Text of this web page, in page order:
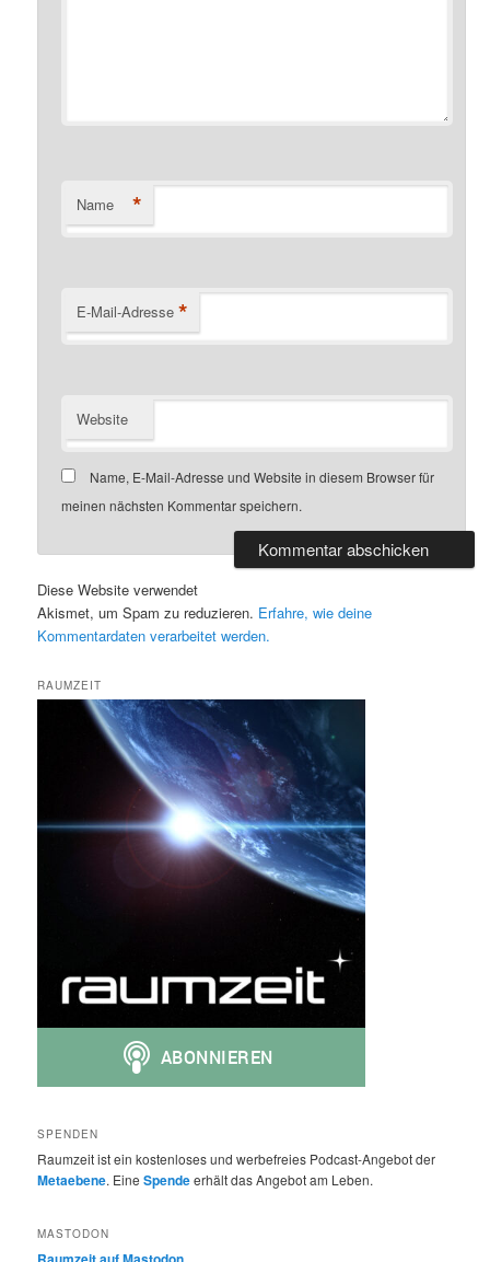
Name *
E-Mail-Adresse *
Website
Name, E-Mail-Adresse und Website in diesem Browser für
meinen nächsten Kommentar speichern.
Diese Website verwendet
Akismet, um Spam zu reduzieren. Erfahre, wie deine
Kommentardaten verarbeitet werden.
RAUMZEIT
SPENDEN
Raumzeit ist ein kostenloses und werbefreies Podcast-Angebot der
Metaebene. EineSpendeerhält das Angebot am Leben.
MASTODON